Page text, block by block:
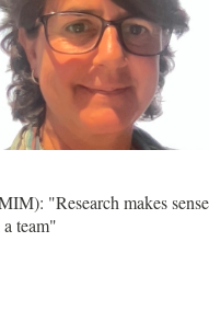
"Research makes
team"